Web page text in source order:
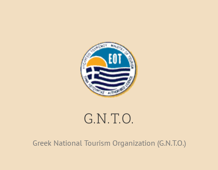
G.N.T.O.
Greek National Tourism Organization (G.N.T.O.)